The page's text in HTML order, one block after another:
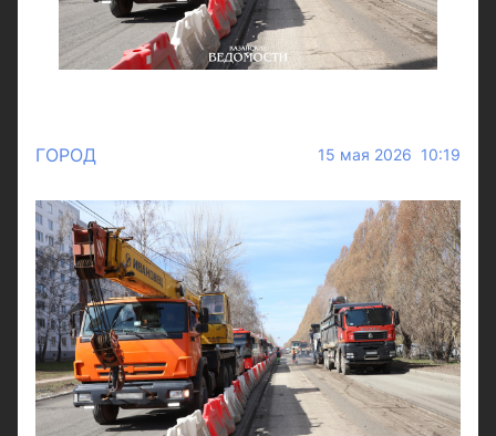
ГОРОД 15 мая 2026 10:19